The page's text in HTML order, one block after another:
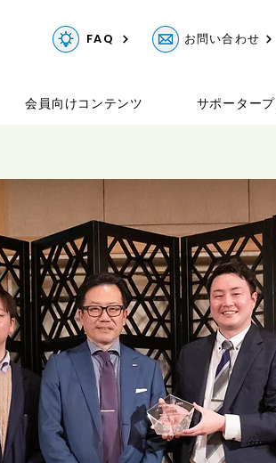
FAQ お問い合わせ
会員向けコンテンツ サポーター